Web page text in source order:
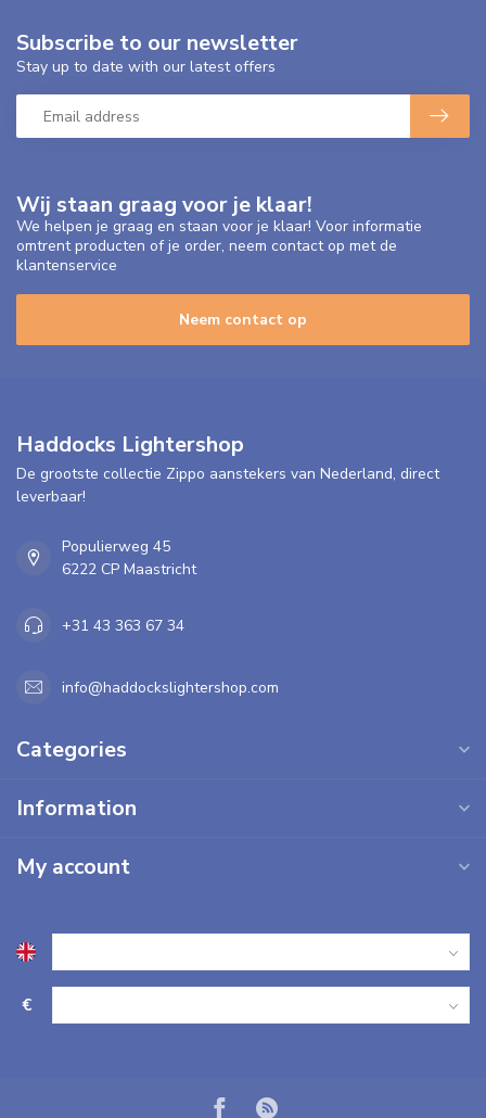
Wij staan graag voor je klaar!
We helpen je graag en staan voor je klaar! Voor informatie
omtrent producten of je order, neem contact op met de
klantenservice
Neem contact op
Subscribe to our newsletter
Stay up to date with our latest offers
Haddocks Lightershop
De grootste collectie Zippo aanstekers van Nederland, direct
leverbaar!
Populierweg 45
6222 CP Maastricht
+31 43 363 67 34
info@haddockslightershop.com
Categories
Information
My account
€